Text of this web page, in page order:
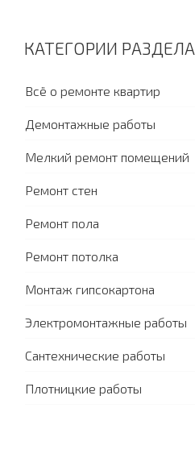
КАТЕГОРИИ РАЗДЕЛА
Всё о ремонте квартир
Демонтажные работы
Мелкий ремонт помещений
Ремонт стен
Ремонт пола
Ремонт потолка
Монтаж гипсокартона
Электромонтажные работы
Сантехнические работы
Плотницкие работы